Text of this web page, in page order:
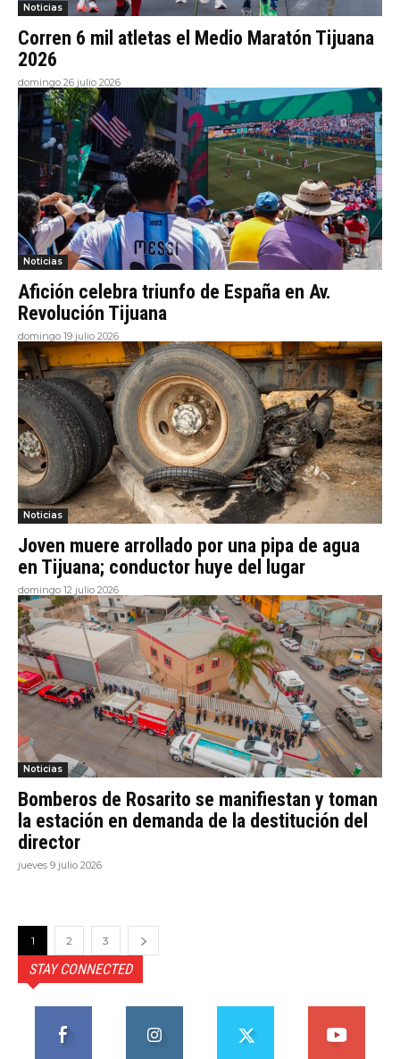
Noticias
Corren 6 mil atletas el Medio Maratón Tijuana
2026
domingo 26 julio 2026
Noticias
Afición celebra triunfo de España en Av.
Revolución Tijuana
domingo 19 julio 2026
Noticias
Joven muere arrollado por una pipa de agua
en Tijuana; conductor huye del lugar
domingo 12 julio 2026
Noticias
Bomberos de Rosarito se manifiestan y toman
la estación en demanda de la destitución del
director
jueves 9 julio 2026
1 2 3
STAY CONNECTED